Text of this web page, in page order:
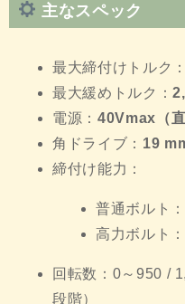
主なスペック
最大締付けトルク：
最大緩めトルク：
電源： 40Vmax（直
角ドライブ： 19
締付け能力：
普通ボルト：
高力ボルト：
回転数：0～950 /
段階）